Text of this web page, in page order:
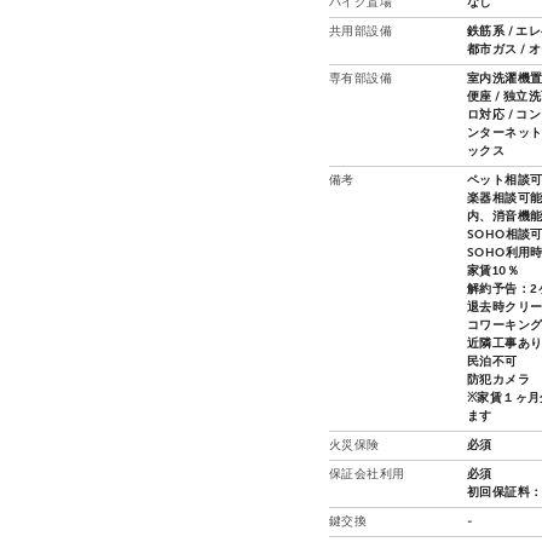
バイク置場 なし
共用部設備
鉄筋系 / エ
都市ガス /
専有部設備
室内洗濯機
便座 / 独立
ロ対応 / コ
ンターネッ
ックス
備考
ペット相談
楽器相談可
内、消音機
SOHO相談
SOHO利用
家賃10％
解約予告：2
退去時クリ
コワーキン
近隣工事あり
民泊不可
防犯カメラ
※家賃１ヶ月
ます
火災保険 必須
保証会社利用
必須
初回保証料
鍵交換 -